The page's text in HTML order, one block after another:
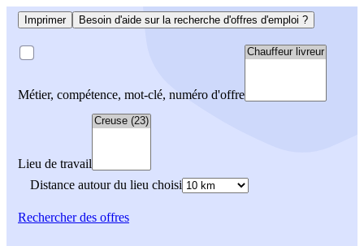
Imprimer Besoin d'aide sur la recherche d'offres d'emploi ?
Métier, compétence, mot-clé, numéro d'offre
Lieu de travail
Distance autour du lieu choisi
Rechercherdes offres